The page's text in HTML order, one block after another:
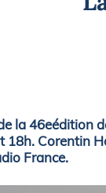
la 46eédition
18h. Corentin
France.